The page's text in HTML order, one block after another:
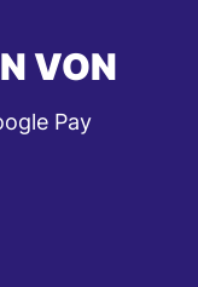
VON
Pay